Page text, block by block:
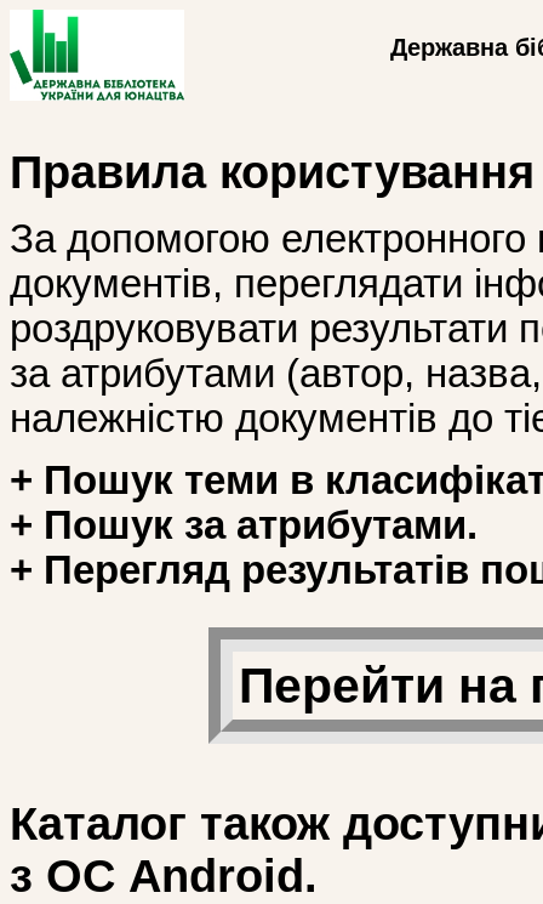
Державна
Правила
За допомогою
документів, переглядати
роздруковувати
за атрибутами (автор, назва,
належністю документів до
+ Пошук теми в
+ Пошук за атрибутами.
+ Перегляд результатів
Перейти на
Каталог також
з ОС Android.